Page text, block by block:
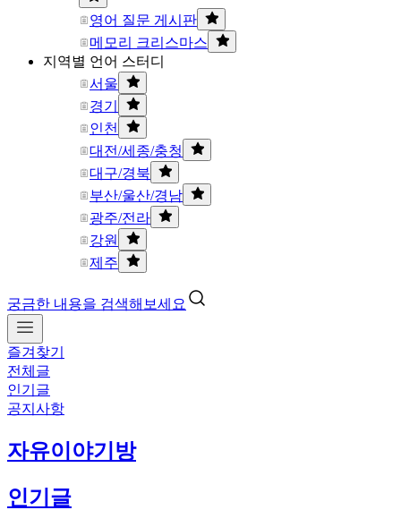
영어 질문 게시판
메모리 크리스마스
지역별 언어 스터디
서울
경기
인천
대전/세종/충청
대구/경북
부산/울산/경남
광주/전라
강원
제주
궁금한 내용을 검색해보세요
즐겨찾기
전체글
인기글
공지사항
자유이야기방
인기글